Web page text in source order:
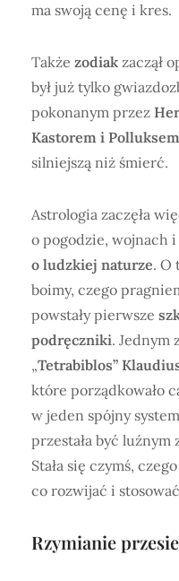
ma swoją cenę i kres.
Także zodiak zaczął
był już tylko
pokonanym przez
Kastorem i Polluksem
silniejszą niż śmierć.
Astrologia zaczęła
o pogodzie, wojnach
o ludzkiej naturze. O
boimy, czego
powstały pierwsze
podręczniki. Jednym
„Tetrabiblos”
które porządkowało
w jeden spójny
przestała być
Stała się czymś,
co rozwijać i
Rzymianie